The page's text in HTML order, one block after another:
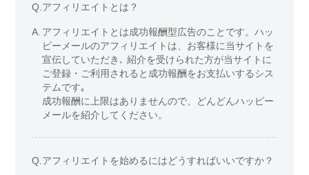
Q. アフィリエイトとは？
A. アフィリエイトとは成功報酬型広告のことです。ハッ
ピーメールのアフィリエイトは、お客様に当サイトを
宣伝していただき､ 紹介を受けられた方が当サイトに
ご登録・ご利用されると成功報酬をお支払いするシス
テムです｡
成功報酬に上限はありませんので、どんどんハッピー
メールを紹介してください。
Q. アフィリエイトを始めるにはどうすればいいですか？